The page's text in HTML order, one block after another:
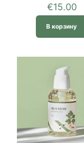
€15.00
В корзину